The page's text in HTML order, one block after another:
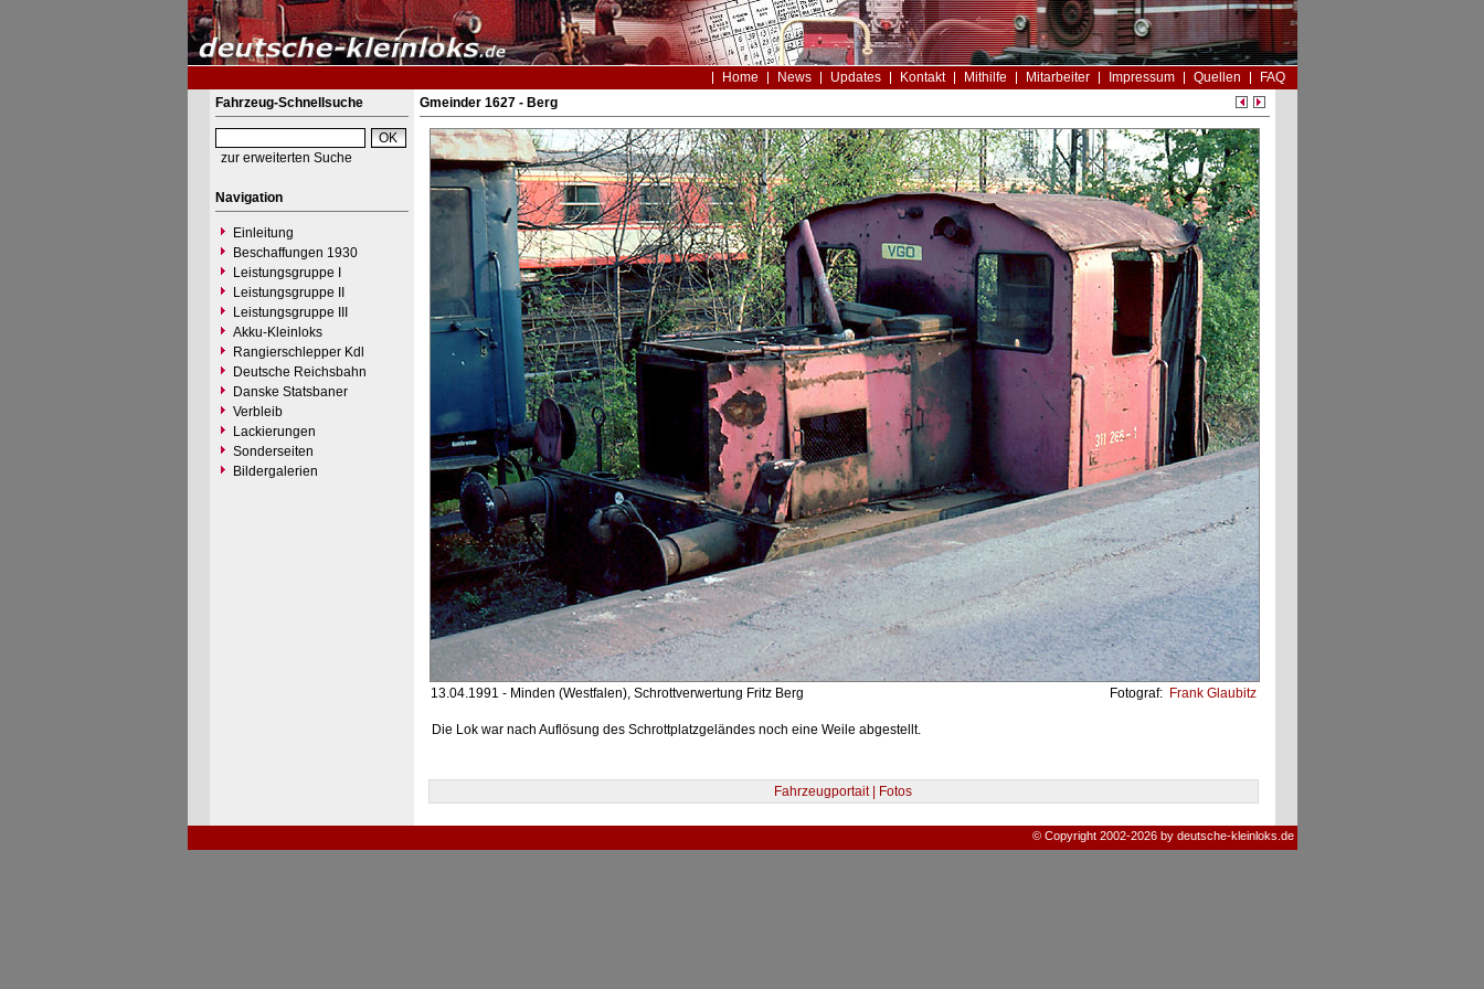
Home News Updates Kontakt Mithilfe Mitarbeiter Impressum Quellen
FAQ
Fahrzeug-Schnellsuche
zur erweiterten Suche
Navigation
Einleitung
Beschaffungen 1930
Leistungsgruppe I
Leistungsgruppe II
Leistungsgruppe III
Akku-Kleinloks
Rangierschlepper Kdl
Deutsche Reichsbahn
Danske Statsbaner
Verbleib
Lackierungen
Sonderseiten
Bildergalerien
Gmeinder 1627 - Berg
13.04.1991 - Minden (Westfalen), Schrottverwertung Fritz Berg Fotograf: Frank Glaubitz
Die Lok war nach Auflösung des Schrottplatzgeländes noch eine Weile abgestellt.
Fahrzeugportait | Fotos
© Copyright 2002-2026 by deutsche-kleinloks.de